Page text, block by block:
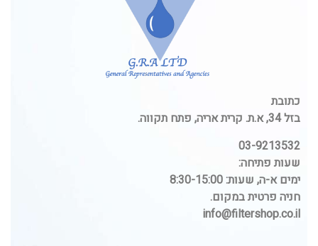
כתובת
בזל 34, א.ת. קרית אריה, פתח תקווה.
03-9213532
שעות פתיחה:
ימים א-ה, שעות: 8:30-15:00
חניה פרטית במקום.
info@filtershop.co.il